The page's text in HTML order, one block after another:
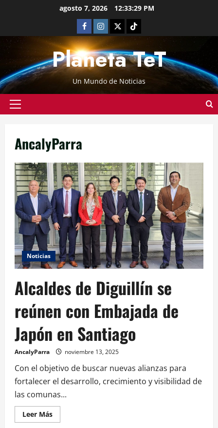
agosto 7, 2026 12:33:30 PM
Planeta TeT
Un Mundo de Noticias
AncalyParra
Noticias
Alcaldes de Diguillín se
reúnen con Embajada de
Japón en Santiago
AncalyParra noviembre 13, 2025
Con el objetivo de buscar nuevas alianzas para
fortalecer el desarrollo, crecimiento y visibilidad de
las comunas...
Leer Más